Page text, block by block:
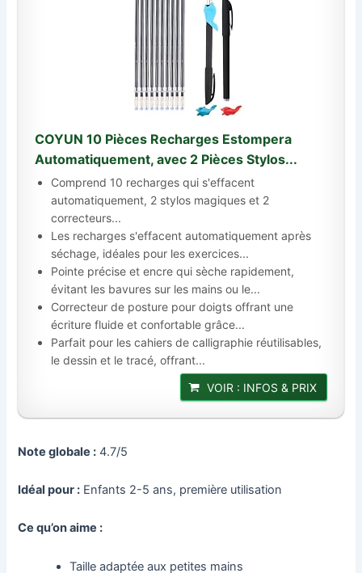
COYUN 10 Pièces Recharges Estompera
Automatiquement, avec 2 Pièces Stylos...
Comprend 10 recharges qui s'effacent
automatiquement, 2 stylos magiques et 2
correcteurs...
Les recharges s'effacent automatiquement après
séchage, idéales pour les exercices...
Pointe précise et encre qui sèche rapidement,
évitant les bavures sur les mains ou le...
Correcteur de posture pour doigts offrant une
écriture fluide et confortable grâce...
Parfait pour les cahiers de calligraphie réutilisables,
le dessin et le tracé, offrant...
VOIR : INFOS & PRIX
Note globale : 4.7/5
Idéal pour : Enfants 2-5 ans, première utilisation
Ce qu’on aime :
Taille adaptée aux petites mains